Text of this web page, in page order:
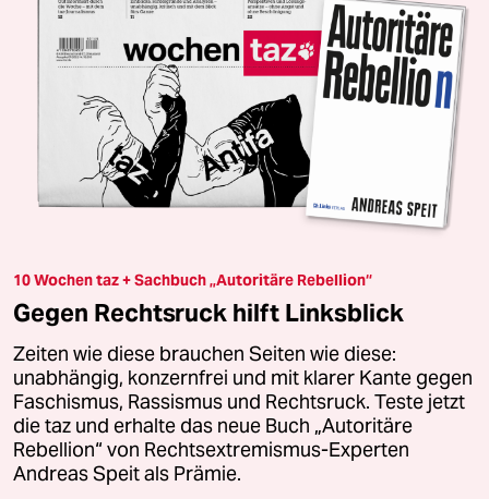
10 Wochen taz + Sachbuch „Autoritäre Rebellion“
Gegen Rechtsruck hilft Linksblick
Zeiten wie diese brauchen Seiten wie diese:
unabhängig, konzernfrei und mit klarer Kante gegen
Faschismus, Rassismus und Rechtsruck. Teste jetzt
die taz und erhalte das neue Buch „Autoritäre
Rebellion“ von Rechtsextremismus-Experten
Andreas Speit als Prämie.